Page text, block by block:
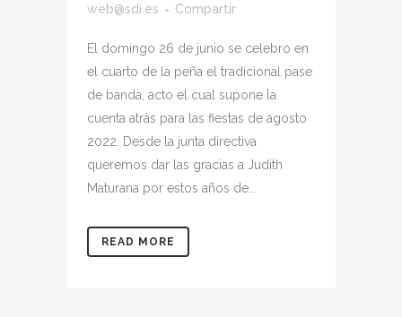
web@sdi.es
Compartir
El domingo 26 de junio se celebro en
el cuarto de la peña el tradicional pase
de banda, acto el cual supone la
cuenta atrás para las fiestas de agosto
2022. Desde la junta directiva
queremos dar las gracias a Judith
Maturana por estos años de...
READ MORE